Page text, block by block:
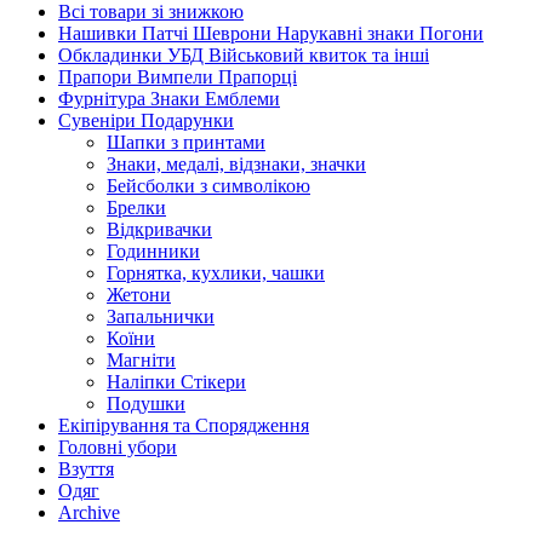
Всі товари зі знижкою
Нашивки Патчі Шеврони Нарукавні знаки Погони
Обкладинки УБД Військовий квиток та інші
Прапори Вимпели Прапорці
Фурнітура Знаки Емблеми
Сувеніри Подарунки
Шапки з принтами
Знаки, медалі, відзнаки, значки
Бейсболки з символікою
Брелки
Відкривачки
Годинники
Горнятка, кухлики, чашки
Жетони
Запальнички
Коїни
Магніти
Наліпки Стікери
Подушки
Екіпірування та Спорядження
Головні убори
Взуття
Одяг
Archive